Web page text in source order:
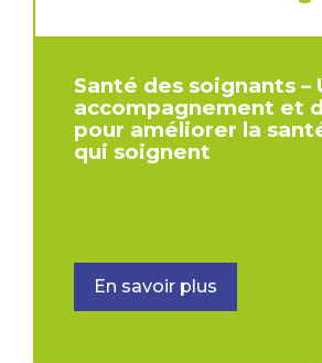
Santé des soignants –
accompagnement et
pour améliorer la
qui soignent
En savoir plus